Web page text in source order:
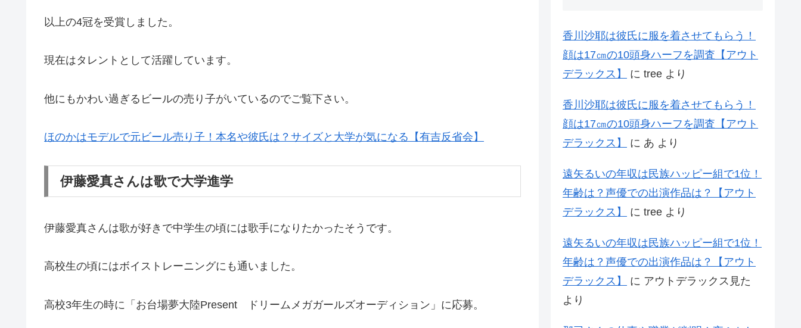
以上の4冠を受賞しました。
現在はタレントとして活躍しています。
他にもかわい過ぎるビールの売り子がいているのでご覧下さい。
ほのかはモデルで元ビール売り子！本名や彼氏は？サイズと大学が気になる【有吉反省会】
伊藤愛真さんは歌で大学進学
伊藤愛真さんは歌が好きで中学生の頃には歌手になりたかったそうです。
高校生の頃にはボイストレーニングにも通いました。
高校3年生の時に「お台場夢大陸Present ドリームメガガールズオーディション」に応募。
香川沙耶は彼氏に服を着させてもらう！
顔は17㎝の10頭身ハーフを調査【アウト
デラックス】
に tree より
香川沙耶は彼氏に服を着させてもらう！
顔は17㎝の10頭身ハーフを調査【アウト
デラックス】
に あ より
遠矢るいの年収は民族ハッピー組で1位！
年齢は？声優での出演作品は？【アウト
デラックス】
に tree より
遠矢るいの年収は民族ハッピー組で1位！
年齢は？声優での出演作品は？【アウト
デラックス】
に アウトデラックス見た
より